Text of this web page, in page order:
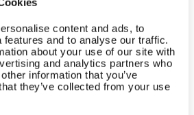
content and ads, to
features and to analyse our traffic.
about your use of our site with
and analytics partners who
information that you’ve
they’ve collected from your use
dem EGYM Ökosystem dein
Abläufe effizienter und
machen kannst.